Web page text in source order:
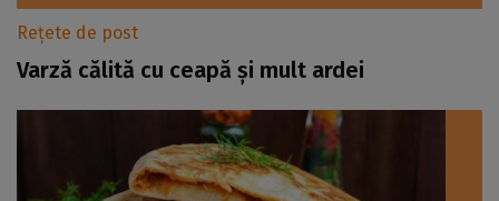
Rețete de post
Varză călită cu ceapă și mult ardei